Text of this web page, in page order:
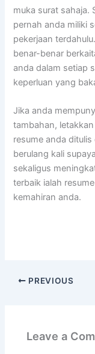
muka surat sahaja.
pernah anda miliki
pekerjaan
benar-benar
anda dalam setiap
keperluan yang
Jika anda
tambahan,
resume anda
berulang kali
sekaligus
terbaik ialah
kemahiran anda.
PREVIOUS
Leave a